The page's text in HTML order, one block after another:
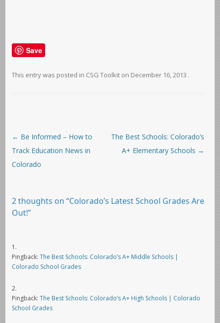
Save
This entry was posted in CSG Toolkit on December 16, 2013 .
Post navigation
← Be Informed – How to
Track Education News in
Colorado
The Best Schools: Colorado’s
A+ Elementary Schools →
2 thoughts on “Colorado’s Latest School Grades Are
Out!”
Pingback: The Best Schools: Colorado’s A+ Middle Schools |
Colorado School Grades
Pingback: The Best Schools: Colorado’s A+ High Schools | Colorado
School Grades